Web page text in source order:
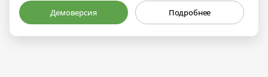
Демоверсия Подробнее